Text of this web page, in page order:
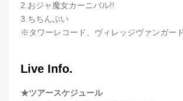
2.おジャ魔女カーニバル!!
3.ちちんぷい
※タワーレコード、ヴィレッジヴァンガー
Live Info.
★ツアースケジュール